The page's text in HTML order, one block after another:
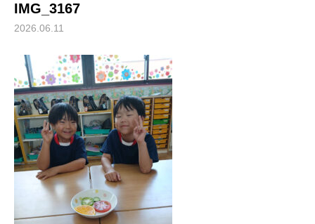
IMG_3167
2026.06.11